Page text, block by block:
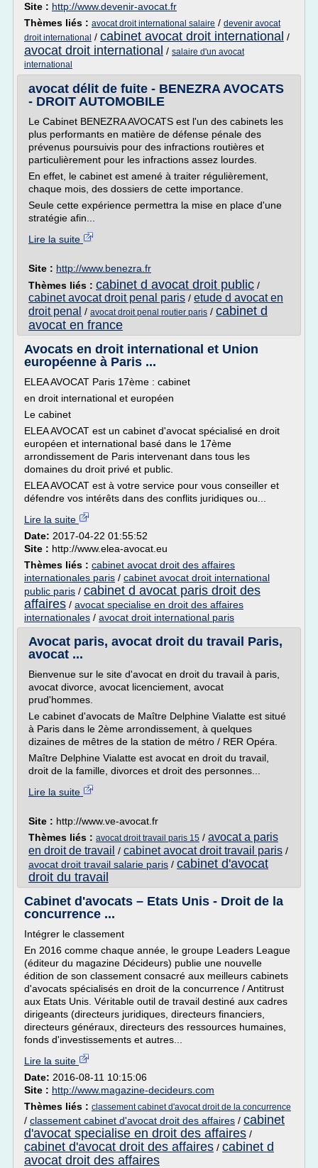
Site : http://www.devenir-avocat.fr
Thèmes liés : avocat droit international salaire / devenir avocat
droit international / cabinet avocat droit international /
avocat droit international / salaire d'un avocat
international
avocat délit de fuite - BENEZRA AVOCATS
- DROIT AUTOMOBILE
Le Cabinet BENEZRA AVOCATS est l'un des cabinets les
plus performants en matière de défense pénale des
prévenus poursuivis pour des infractions routières et
particulièrement pour les infractions assez lourdes.
En effet, le cabinet est amené à traiter régulièrement,
chaque mois, des dossiers de cette importance.
Seule cette expérience permettra la mise en place d'une
stratégie afin...
Lire la suite
Site : http://www.benezra.fr
Thèmes liés : cabinet d avocat droit public /
cabinet avocat droit penal paris / etude d avocat en
droit penal / avocat droit penal routier paris / cabinet d
avocat en france
Avocats en droit international et Union
européenne à Paris ...
ELEA AVOCAT Paris 17ème : cabinet
en droit international et européen
Le cabinet
ELEA AVOCAT est un cabinet d'avocat spécialisé en droit
européen et international basé dans le 17ème
arrondissement de Paris intervenant dans tous les
domaines du droit privé et public.
ELEA AVOCAT est à votre service pour vous conseiller et
défendre vos intérêts dans des conflits juridiques ou...
Lire la suite
Date: 2017-04-22 01:55:52
Site : http://www.elea-avocat.eu
Thèmes liés : cabinet avocat droit des affaires
internationales paris / cabinet avocat droit international
public paris / cabinet d avocat paris droit des
affaires / avocat specialise en droit des affaires
internationales / avocat droit international paris
Avocat paris, avocat droit du travail Paris,
avocat ...
Bienvenue sur le site d'avocat en droit du travail à paris,
avocat divorce, avocat licenciement, avocat
prud'hommes.
Le cabinet d'avocats de Maître Delphine Vialatte est situé
à Paris dans le 2ème arrondissement, à quelques
dizaines de mêtres de la station de métro / RER Opéra.
Maître Delphine Vialatte est avocat en droit du travail,
droit de la famille, divorces et droit des personnes...
Lire la suite
Site : http://www.ve-avocat.fr
Thèmes liés : avocat droit travail paris 15 / avocat a paris
en droit de travail / cabinet avocat droit travail paris /
avocat droit travail salarie paris / cabinet d'avocat
droit du travail
Cabinet d'avocats – Etats Unis - Droit de la
concurrence ...
Intégrer le classement
En 2016 comme chaque année, le groupe Leaders League
(éditeur du magazine Décideurs) publie une nouvelle
édition de son classement consacré aux meilleurs cabinets
d'avocats spécialisés en droit de la concurrence / Antitrust
aux Etats Unis. Véritable outil de travail destiné aux cadres
dirigeants (directeurs juridiques, directeurs financiers,
directeurs généraux, directeurs des ressources humaines,
fonds d'investissements et autres...
Lire la suite
Date: 2016-08-11 10:15:06
Site : http://www.magazine-decideurs.com
Thèmes liés : classement cabinet d'avocat droit de la concurrence
/ classement cabinet d'avocat droit des affaires / cabinet
d'avocat specialise en droit des affaires /
cabinet d'avocat droit des affaires / cabinet d
avocat droit des affaires